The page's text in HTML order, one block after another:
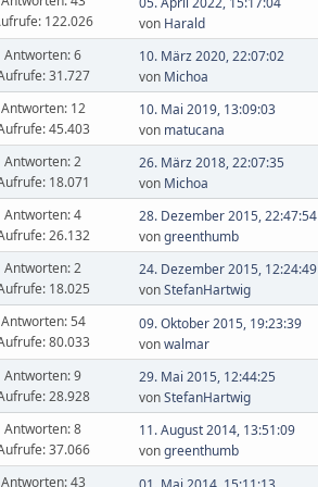
122.026
von Harald
Antworten: 6
31.727
10. März 2020, 22:07:02
von Michoa
Antworten: 12
45.403
10. Mai 2019, 13:09:03
von matucana
Antworten: 2
18.071
26. März 2018, 22:07:35
von Michoa
Antworten: 4
26.132
28. Dezember 2015, 22:47:54
vongreenthumb
Antworten: 2
18.025
24. Dezember 2015, 12:24:49
vonStefanHartwig
Antworten: 54
80.033
09. Oktober 2015, 19:23:39
vonwalmar
Antworten: 9
28.928
29. Mai 2015, 12:44:25
vonStefanHartwig
Antworten: 8
37.066
11. August 2014, 13:51:09
vongreenthumb
Antworten: 43